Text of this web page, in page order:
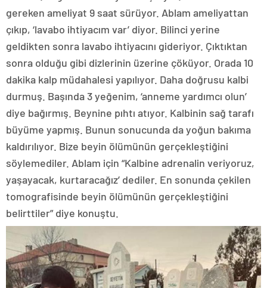
gereken ameliyat 9 saat sürüyor. Ablam ameliyattan
çıkıp, ‘lavabo ihtiyacım var’ diyor. Bilinci yerine
geldikten sonra lavabo ihtiyacını gideriyor. Çıktıktan
sonra olduğu gibi dizlerinin üzerine çöküyor. Orada 10
dakika kalp müdahalesi yapılıyor. Daha doğrusu kalbi
durmuş. Başında 3 yeğenim, ‘anneme yardımcı olun’
diye bağırmış. Beynine pıhtı atıyor. Kalbinin sağ tarafı
büyüme yapmış. Bunun sonucunda da yoğun bakıma
kaldırılıyor. Bize beyin ölümünün gerçekleştiğini
söylemediler. Ablam için “Kalbine adrenalin veriyoruz,
yaşayacak, kurtaracağız’ dediler. En sonunda çekilen
tomografisinde beyin ölümünün gerçekleştiğini
belirttiler” diye konuştu.